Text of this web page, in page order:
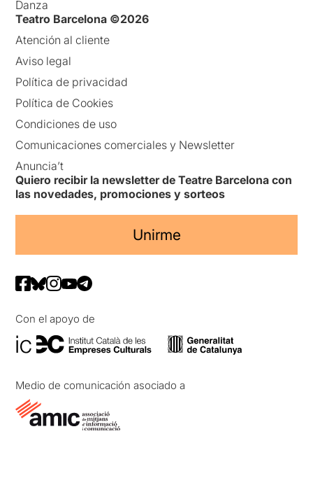
Danza
Teatro Barcelona ©2026
Atención al cliente
Aviso legal
Política de privacidad
Política de Cookies
Condiciones de uso
Comunicaciones comerciales y Newsletter
Anuncia’t
Quiero recibir la newsletter de Teatre Barcelona con
las novedades, promociones y sorteos
Unirme
Con el apoyo de
Medio de comunicación asociado a